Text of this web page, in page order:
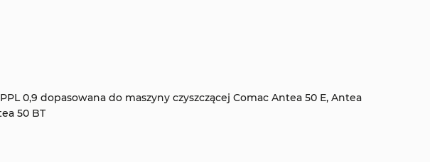
0,9 dopasowana do maszyny czyszczącej Comac Antea 50 E, Antea
50 BT